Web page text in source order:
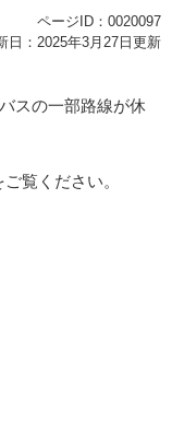
ページID：0020097
日：2025年3月27日更新
スの一部路線が休
覧ください。